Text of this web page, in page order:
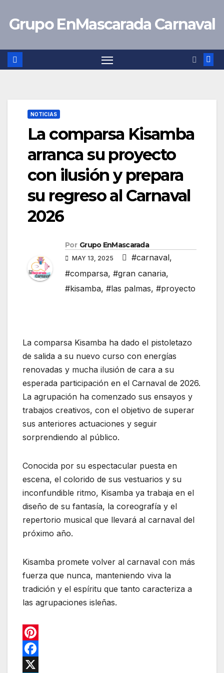
Grupo EnMascarada Carnaval
NOTICIAS
La comparsa Kisamba
arranca su proyecto
con ilusión y prepara
su regreso al Carnaval
2026
Por Grupo EnMascarada
MAY 13, 2025 #carnaval,
#comparsa, #gran canaria,
#kisamba, #las palmas, #proyecto
La comparsa Kisamba ha dado el pistoletazo
de salida a su nuevo curso con energías
renovadas y mucha ilusión de cara a su
esperada participación en el Carnaval de 2026.
La agrupación ha comenzado sus ensayos y
trabajos creativos, con el objetivo de superar
sus anteriores actuaciones y seguir
sorprendiendo al público.
Conocida por su espectacular puesta en
escena, el colorido de sus vestuarios y su
inconfundible ritmo, Kisamba ya trabaja en el
diseño de su fantasía, la coreografía y el
repertorio musical que llevará al carnaval del
próximo año.
Kisamba promete volver al carnaval con más
fuerza que nunca, manteniendo viva la
tradición y el espíritu que tanto caracteriza a
las agrupaciones isleñas.
P
F